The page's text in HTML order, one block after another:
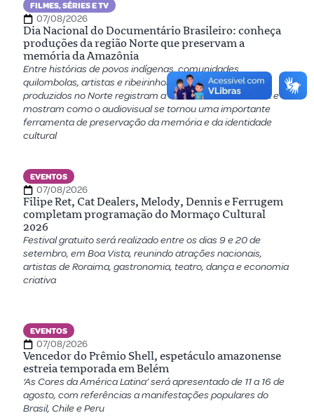
FILMES, SÉRIES E TV
07/08/2026
Dia Nacional do Documentário Brasileiro: conheça
produções da região Norte que preservam a
memória da Amazônia
Entre histórias de povos indígenas, comunidades
quilombolas, artistas e ribeirinhos, documentários
produzidos no Norte registram a diversidade amazônica e
mostram como o audiovisual se tornou uma importante
ferramenta de preservação da memória e da identidade
cultural
EVENTOS
07/08/2026
Filipe Ret, Cat Dealers, Melody, Dennis e Ferrugem
completam programação do Mormaço Cultural
2026
Festival gratuito será realizado entre os dias 9 e 20 de
setembro, em Boa Vista, reunindo atrações nacionais,
artistas de Roraima, gastronomia, teatro, dança e economia
criativa
EVENTOS
07/08/2026
Vencedor do Prêmio Shell, espetáculo amazonense
estreia temporada em Belém
‘As Cores da América Latina’ será apresentado de 11 a 16 de
agosto, com referências a manifestações populares do
Brasil, Chile e Peru